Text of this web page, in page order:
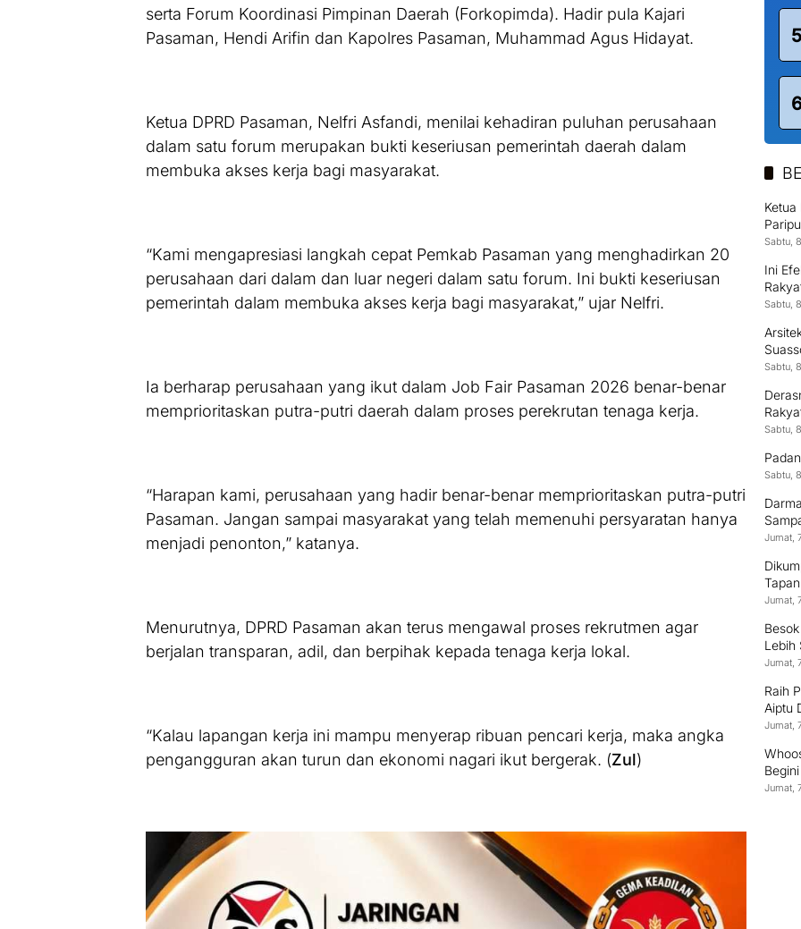
serta Forum Koordinasi Pimpinan Daerah (Forkopimda). Hadir pula Kajari
Pasaman, Hendi Arifin dan Kapolres Pasaman, Muhammad Agus Hidayat.
Ketua DPRD Pasaman, Nelfri Asfandi, menilai kehadiran puluhan perusahaan
dalam satu forum merupakan bukti keseriusan pemerintah daerah dalam
membuka akses kerja bagi masyarakat.
“Kami mengapresiasi langkah cepat Pemkab Pasaman yang menghadirkan 20
perusahaan dari dalam dan luar negeri dalam satu forum. Ini bukti keseriusan
pemerintah dalam membuka akses kerja bagi masyarakat,” ujar Nelfri.
Ia berharap perusahaan yang ikut dalam Job Fair Pasaman 2026 benar-benar
memprioritaskan putra-putri daerah dalam proses perekrutan tenaga kerja.
“Harapan kami, perusahaan yang hadir benar-benar memprioritaskan putra-putri
Pasaman. Jangan sampai masyarakat yang telah memenuhi persyaratan hanya
menjadi penonton,” katanya.
Menurutnya, DPRD Pasaman akan terus mengawal proses rekrutmen agar
berjalan transparan, adil, dan berpihak kepada tenaga kerja lokal.
“Kalau lapangan kerja ini mampu menyerap ribuan pencari kerja, maka angka
pengangguran akan turun dan ekonomi nagari ikut bergerak. (Zul)
5
Ketua
Sabtu,
Ini
Sabtu,
Sabtu,
Sabtu,
Sabtu,
Jumat,
Jumat,
Lebih
Jumat,
Raih
Aiptu
Terus
Jumat,
Jumat,